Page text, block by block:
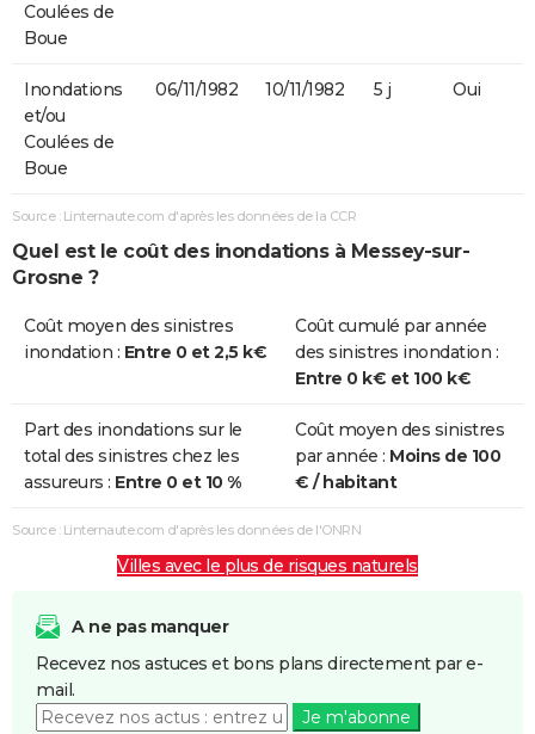
Coulées de
Boue
Inondations
et/ou
Coulées de
Boue
06/11/1982 10/11/1982 5 j Oui
Source : Linternaute.com d'après les données de la CCR
Quel est le coût des inondations à Messey-sur-
Grosne ?
Coût moyen des sinistres
inondation : Entre 0 et 2,5 k€
Coût cumulé par année
des sinistres inondation :
Entre 0 k€ et 100 k€
Part des inondations sur le
total des sinistres chez les
assureurs : Entre 0 et 10 %
Coût moyen des sinistres
par année : Moins de 100
€ / habitant
Source : Linternaute.com d'après les données de l'ONRN
Villes avec le plus de risques naturels
A ne pas manquer
Recevez nos astuces et bons plans directement par e-
mail.
Je m'abonne